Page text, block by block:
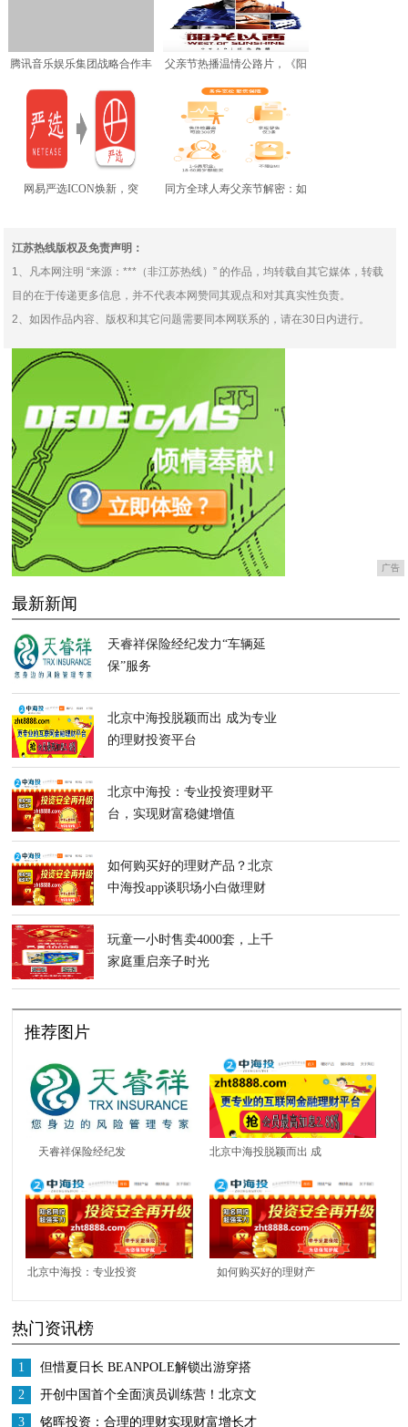
腾讯音乐娱乐集团战略合作丰
华唱片 再现20年前“
父亲节热播温情公路片，《阳
光以西》欢喜首映APP
网易严选ICON焕新，突
同方全球人寿父亲节解密：如
江苏热线版权及免责声明：
1、凡本网注明 “来源：***（非江苏热线）” 的作品，均转载自其它媒体，转载
目的在于传递更多信息，并不代表本网赞同其观点和对其真实性负责。
2、如因作品内容、版权和其它问题需要同本网联系的，请在30日内进行。
广告
最新新闻
天睿祥保险经纪发力“车辆延
保”服务
北京中海投脱颖而出 成为专业
的理财投资平台
北京中海投：专业投资理财平
台，实现财富稳健增值
如何购买好的理财产品？北京
中海投app谈职场小白做理财
玩童一小时售卖4000套，上千
家庭重启亲子时光
推荐图片
天睿祥保险经纪发
力“车辆延保”服务
北京中海投脱颖而出 成
为专业的理财投资平台
北京中海投：专业投资
健增值
如何购买好的理财产
热门资讯榜
1
但惜夏日长 BEANPOLE解锁出游穿搭
2
开创中国首个全面演员训练营！北京文
化或将再发爆款！
3 铭晖投资：合理的理财实现财富增长才